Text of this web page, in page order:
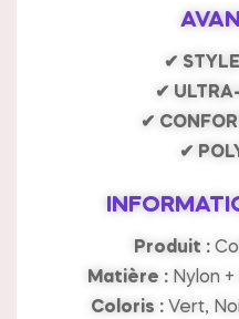
✔
✔
✔
✔
Produit :
Matière :Nylon +
Coloris :Vert,